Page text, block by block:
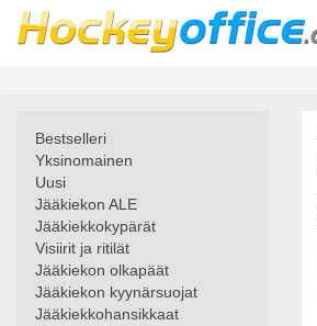
Bestselleri
Yksinomainen
Uusi
Jääkiekon ALE
Jääkiekkokypärät
Visiirit ja ritilät
Jääkiekon olkapäät
Jääkiekon kyynärsuojat
Jääkiekkohansikkaat